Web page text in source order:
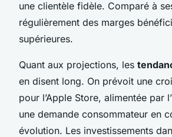
une clientèle fidèle. Comparé à
régulièrement des marges
supérieures.
Quant aux projections, les
en disent long. On prévoit une
pour l’Apple Store, alimentée par
une demande consommateur en
évolution. Les investissements